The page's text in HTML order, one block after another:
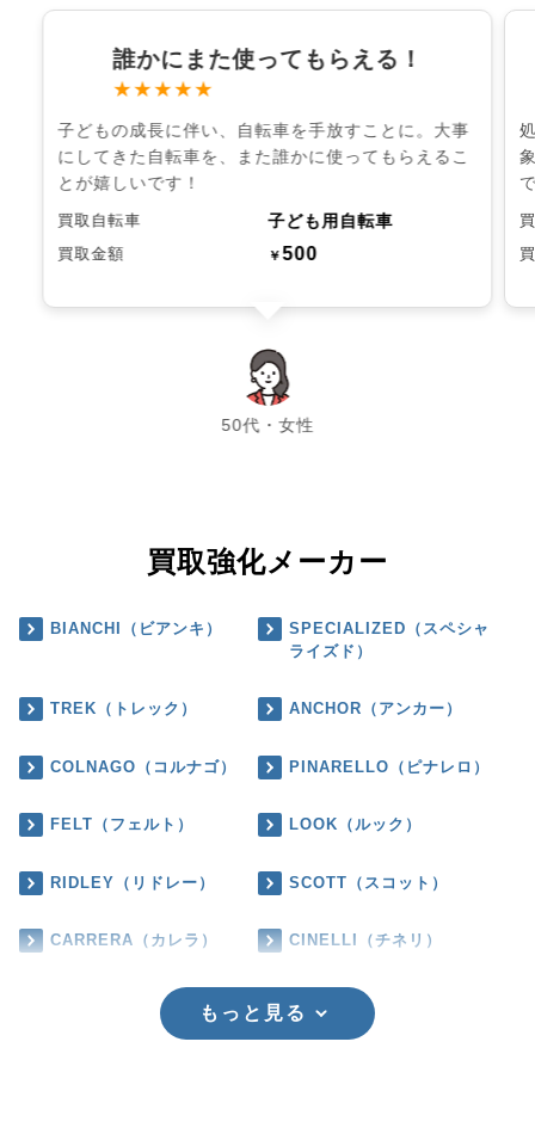
誰かにまた使ってもらえる！
★★★★★
子どもの成長に伴い、自転車を手放すことに。大事
にしてきた自転車を、また誰かに使ってもらえるこ
とが嬉しいです！
買取自転車 子ども用自転車
買取金額 ￥500
50代・女性
chevron_left chevron_right
買取強化メーカー
BIANCHI（ビアンキ）
SPECIALIZED（スペシャ
ライズド）
TREK（トレック） ANCHOR（アンカー）
COLNAGO（コルナゴ） PINARELLO（ピナレロ）
FELT（フェルト） LOOK（ルック）
RIDLEY（リドレー） SCOTT（スコット）
CARRERA（カレラ） CINELLI（チネリ）
もっと見る